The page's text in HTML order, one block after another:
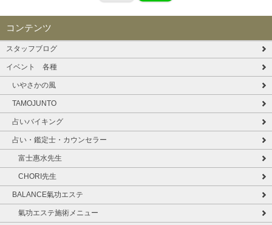
コンテンツ
スタッフブログ
イベント 各種
いやさかの風
TAMOJUNTO
占いバイキング
占い・鑑定士・カウンセラー
富士惠水先生
CHORI先生
BALANCE氣功エステ
氣功エステ施術メニュー